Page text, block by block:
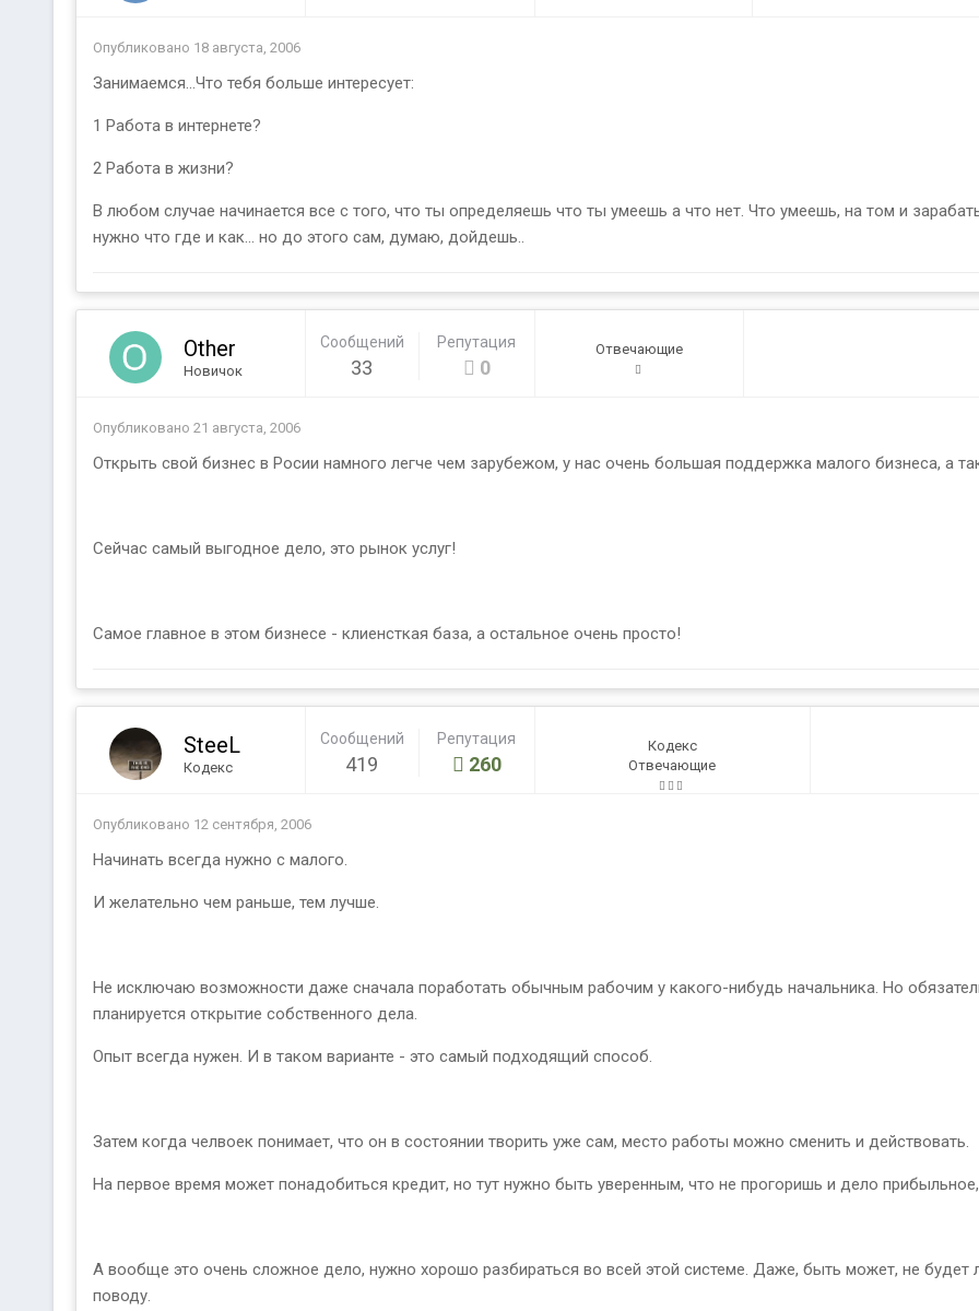
Опубликовано 18 августа, 2006
Занимаемся...Что тебя больше интересует:
1 Работа в интернете?
2 Работа в жизни?
В любом случае начинается все с того, что ты определяешь что ты умеешь а что нет. Что умеешь, на том и
нужно что где и как... но до этого сам, думаю, дойдешь..
Other
Новичок
Сообщений
33
Репутация
0
Отвечающие
Опубликовано 21 августа, 2006
Открыть свой бизнес в Росии намного легче чем зарубежом, у нас очень большая поддержка малого бизнеса, а
Сейчас самый выгодное дело, это рынок услуг!
Самое главное в этом бизнесе - клиенсткая база, а остальное очень просто!
SteeL
Кодекс
Сообщений
419
Репутация
260
Кодекс
Отвечающие
Опубликовано 12 сентября, 2006
Начинать всегда нужно с малого.
И желательно чем раньше, тем лучше.
Не исключаю возможности даже сначала поработать обычным рабочим у какого-нибудь начальника. Но
планируется открытие собственного дела.
Опыт всегда нужен. И в таком варианте - это самый подходящий способ.
Затем когда челвоек понимает, что он в состоянии творить уже сам, место работы можно сменить и действовать.
На первое время может понадобиться кредит, но тут нужно быть уверенным, что не прогоришь и дело
А вообще это очень сложное дело, нужно хорошо разбираться во всей этой системе. Даже, быть может, не будет
поводу.